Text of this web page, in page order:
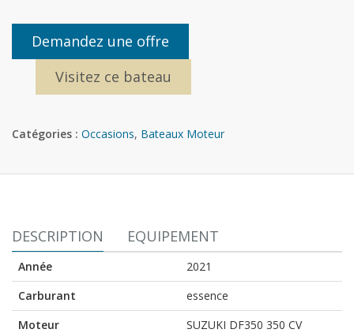
Demandez une offre
Visitez ce bateau
Catégories : Occasions, Bateaux Moteur
DESCRIPTION EQUIPEMENT
Année
2021
Carburant
essence
Moteur
SUZUKI DF350 350 CV